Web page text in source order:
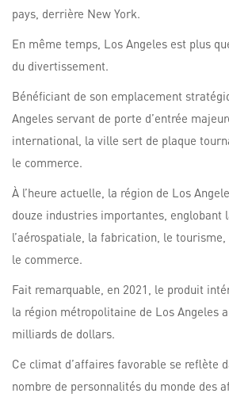
pays, derrière New York.
En même temps, Los Angeles est plus
du divertissement.
Bénéficiant de son emplacement
Angeles servant de porte d’entrée
international, la ville sert de plaque
le commerce.
À l’heure actuelle, la région de Los
douze industries importantes, englobant
l’aérospatiale, la fabrication, le
le commerce.
Fait remarquable, en 2021, le produit
la région métropolitaine de Los Angeles
milliards de dollars.
Ce climat d’affaires favorable se reflète
nombre de personnalités du monde des